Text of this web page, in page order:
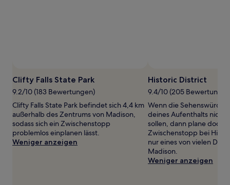
zusätzliche
Bedingungen
gelten.
Clifty Falls State Park
9.2/10 (183 Bewertungen)
Clifty Falls State Park befindet sich 4,4 km
außerhalb des Zentrums von Madison,
sodass sich ein Zwischenstopp
problemlos einplanen lässt.
Weniger anzeigen
Historic District
9.4/10 (205
Wenn die
deines Aufenthalts nicht
sollen, dann plane doch
Zwischenstopp bei
nur eines von vielen
Madison.
Weniger anzeigen